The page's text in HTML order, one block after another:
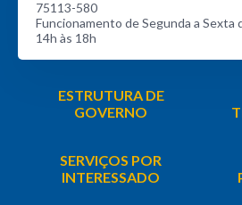
75113-580
Funcionamento de Segunda a Sexta
14h às 18h
ESTRUTURA DE
GOVERNO
SERVIÇOS POR
INTERESSADO